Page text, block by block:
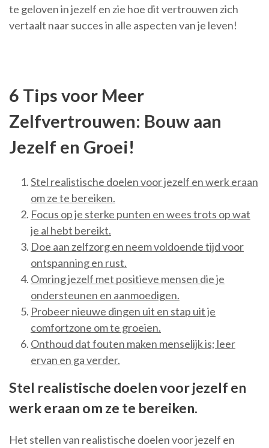
te geloven in jezelf en zie hoe dit vertrouwen zich
vertaalt naar succes in alle aspecten van je leven!
6 Tips voor Meer
Zelfvertrouwen: Bouw aan
Jezelf en Groei!
Stel realistische doelen voor jezelf en werk eraan
om ze te bereiken.
Focus op je sterke punten en wees trots op wat
je al hebt bereikt.
Doe aan zelfzorg en neem voldoende tijd voor
ontspanning en rust.
Omring jezelf met positieve mensen die je
ondersteunen en aanmoedigen.
Probeer nieuwe dingen uit en stap uit je
comfortzone om te groeien.
Onthoud dat fouten maken menselijk is; leer
ervan en ga verder.
Stel realistische doelen voor jezelf en
werk eraan om ze te bereiken.
Het stellen van realistische doelen voor jezelf en